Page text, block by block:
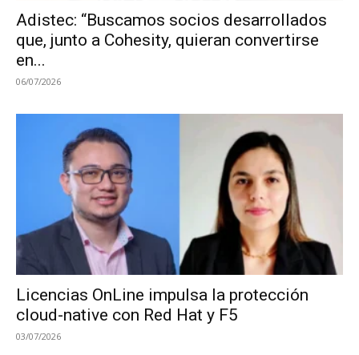
Adistec: “Buscamos socios desarrollados
que, junto a Cohesity, quieran convertirse
en...
06/07/2026
Licencias OnLine impulsa la protección
cloud-native con Red Hat y F5
03/07/2026